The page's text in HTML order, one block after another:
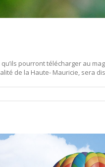
pourront télécharger au
de la Haute- Mauricie, sera